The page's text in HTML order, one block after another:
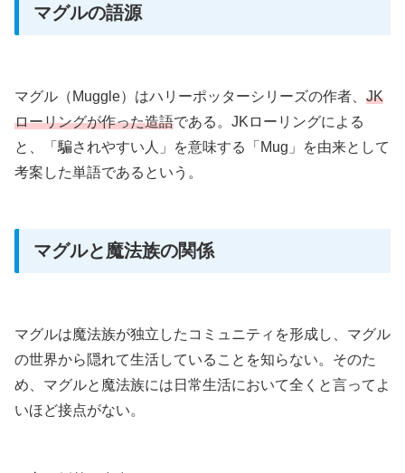
マグルの語源
マグル（Muggle）はハリーポッターシリーズの作者、 JK
ローリングが作った造語である。JKローリングによる
と、「騙されやすい人」を意味する「Mug」を由来として
考案した単語であるという。
マグルと魔法族の関係
マグルは魔法族が独立したコミュニティを形成し、マグル
の世界から隠れて生活していることを知らない。そのた
め、マグルと魔法族には日常生活において全くと言ってよ
いほど接点がない。